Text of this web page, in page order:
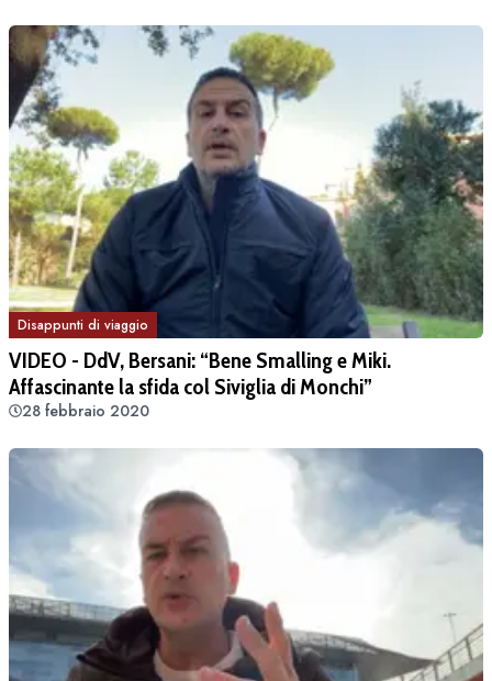
Disappunti di viaggio
VIDEO - DdV, Bersani: “Bene Smalling e Miki.
Affascinante la sfida col Siviglia di Monchi”
28 febbraio 2020